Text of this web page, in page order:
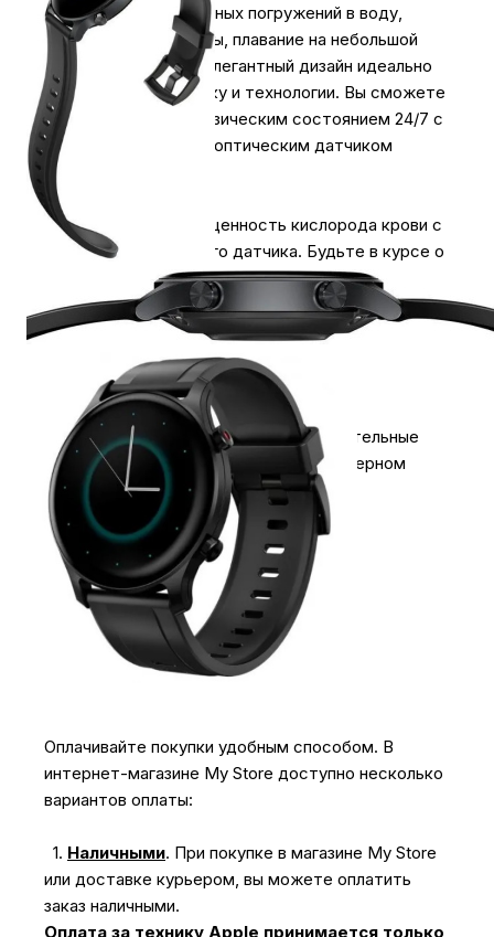
дождя, брызг, случайных погружений в воду,
попадания струи воды, плавание на небольшой
глубине. Простой и элегантный дизайн идеально
сочетающий эстетику и технологии. Вы сможете
следить за вашим физическим состоянием 24/7 с
модернизированным оптическим датчиком
сердечного ритма.
Отслеживайте насыщенность кислорода крови с
помощью встроенного датчика. Будьте в курсе о
ваших физических показателях. Точный GPS-
модуль сможет точно определить ваши
передвижения во время занятием спорта. Есть
возможность изменять и настраивать
циферблаты.
Приобретайте в My Store умопомрачительные
Умные часы Xiaomi Haylou RS3 LS04 в черном
исполнении по привлекательной цене.
Оплачивайте покупки удобным способом. В
интернет-магазине My Store доступно несколько
вариантов оплаты:
1. Наличными. При покупке в магазине My Store
или доставке курьером, вы можете оплатить
заказ наличными.
Оплата за технику Apple принимается только